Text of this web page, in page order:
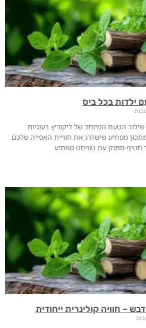
ילדות בכל ביס
הטעם המיוחד של ליקוריץ בעוגיות
מפתיע שישדרג את חוויית האפייה שלכם
חטיף מתוק עם טוויסט מפתיע.
– חוויה קולינרית ייחודית